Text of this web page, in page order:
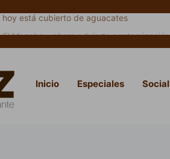
Mencho», ahora advierte contaminación
Inicio Especiales Social